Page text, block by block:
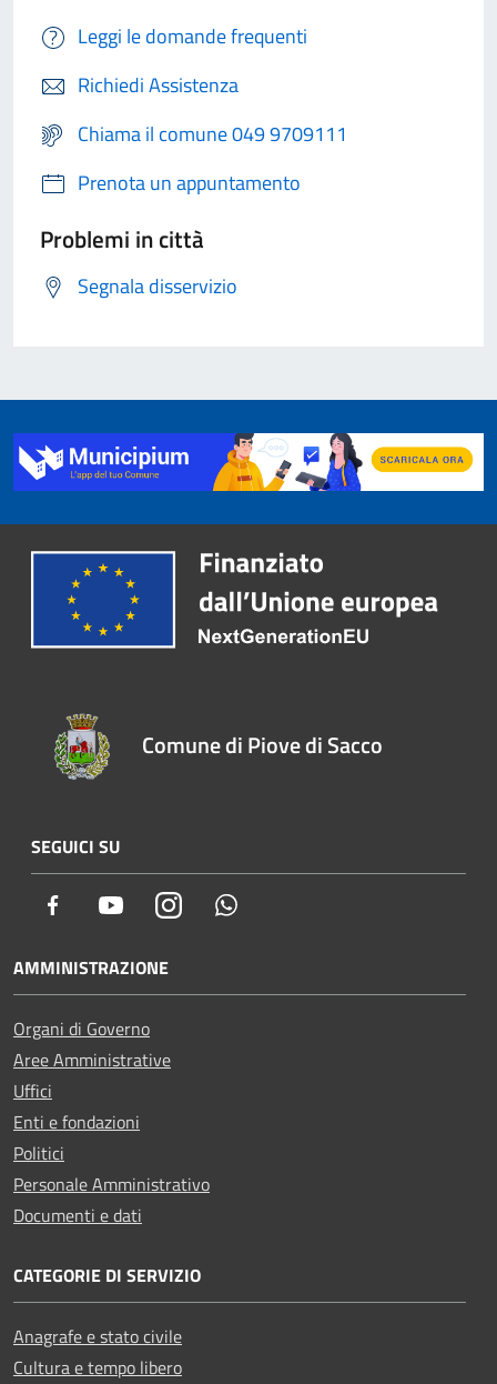
Leggi le domande frequenti
Richiedi Assistenza
Chiama il comune 049 9709111
Prenota un appuntamento
Problemi in città
Segnala disservizio
Comune di Piove di Sacco
SEGUICI SU
Facebook YoutubeInstagram
AMMINISTRAZIONE
Organi di Governo
Aree Amministrative
Uffici
Enti e fondazioni
Politici
Personale Amministrativo
Documenti e dati
CATEGORIE DI SERVIZIO
Anagrafe e stato civile
Cultura e tempo libero